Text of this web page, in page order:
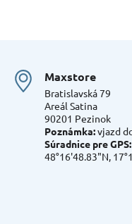
Maxstore
Bratislavská 79
Areál Satina
90201 Pezinok
Poznámka:vjazd
Súradnice pre GPS:
48°16'48.83"N,